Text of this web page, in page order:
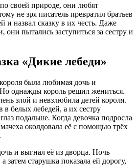
своей природе, они любят
не зря писатель превратил братьев
и назвал сказку в их честь. Даже
они пытались заступиться за сестру и
«Дикие лебеди»
была любимая дочь и
однажды король решил жениться.
злой и невзлюбила детей короля.
в белых лебедей, а их сестру
подальше. Когда девочка подросла
околдовала её с помощью трёх
и выгнал её из дворца. Ночь
затем старушка показала ей дорогу,